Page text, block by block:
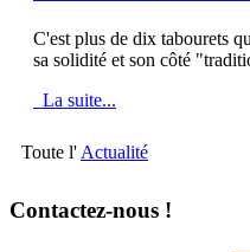
C'est plus de dix tabourets
sa solidité et son côté
La suite...
Toute l' Actualité
Contactez-nous !